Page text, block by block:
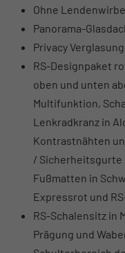
Ohne
Panorama-
Privacy Verglasung
RS-Designpaket
oben und unten
Multifunktion,
Lenkradkranz in
Kontrastnähten
/ Sicherheitsgurte
Fußmatten in
Expressrot und
RS-Schalensitz in
Prägung und